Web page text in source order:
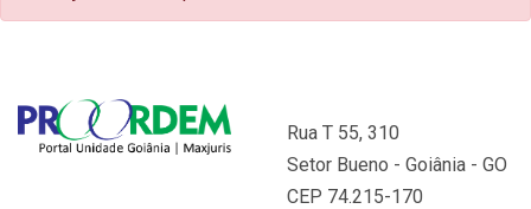
Rua T 55, 310
Setor Bueno - Goiânia - GO
CEP 74.215-170